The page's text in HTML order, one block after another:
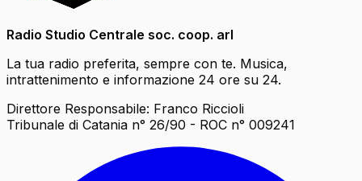
Radio Studio Centrale soc. coop. arl
La tua radio preferita, sempre con te. Musica,
intrattenimento e informazione 24 ore su 24.
Direttore Responsabile: Franco Riccioli
Tribunale di Catania n° 26/90 - ROC n° 009241